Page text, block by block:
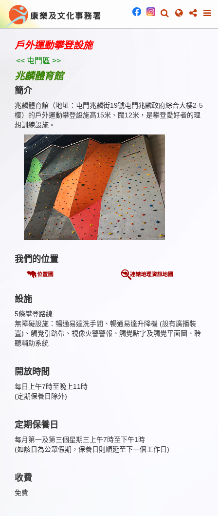
戶外運動攀登設施
<< 屯門區 >>
兆麟體育館
簡介
兆麟體育館（地址：屯門兆麟街19號屯門兆麟政府綜合大樓2-5
樓）的戶外運動攀登設施高15米、闊12米，是攀登愛好者的理
想訓練設施。
我們的位置
設施
5條攀登路線
無障礙設施：暢通易達洗手間、暢通易達升降機 (設有廣播裝
置)、觸覺引路帶、視像火警警報、觸覺點字及觸覺平面圖、聆
聽輔助系統
開放時間
每日上午7時至晚上11時
(定期保養日除外)
定期保養日
每月第一及第三個星期三上午7時至下午1時
(如該日為公眾假期，保養日則順延至下一個工作日)
收費
免費